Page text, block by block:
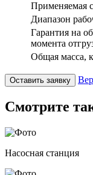
Применяемая
Диапазон
Гарантия на
момента
Общая масса,
Оставить заявку
Смотрите
Насосная станция